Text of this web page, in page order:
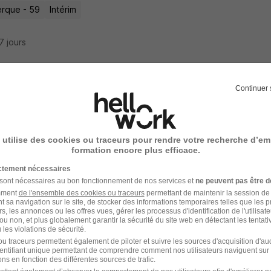
- 59 Intérim
jours
- 59 Intérim 14,50 € / heure
Arc Reparation Charpente Grande
Super recruteur
Continuer
utilise des cookies ou traceurs pour rendre votre recherche
formation encore plus efficace.
nécessaires
nécessaires au bon fonctionnement de nos services et ne peuvent pas être
de l'ensemble des cookies ou traceurspermettant de maintenir la session
sa navigation sur le site, de stocker des informations temporaires telles que les
les annonces ou les offres vues, gérer les processus d'identification de
non, et plus globalement garantir la sécurité du site web en détectant les
violations de sécurité.
traceurs permettent également de piloter et suivre les sources d'acquisition
unique permettant de comprendre comment nos utilisateurs naviguent sur
en fonction des différentes sources de trafic.